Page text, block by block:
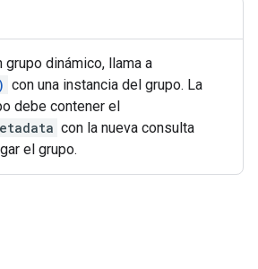
grupo dinámico, llama a
con una instancia del grupo. La
debe contener el
con la nueva consulta
el grupo.